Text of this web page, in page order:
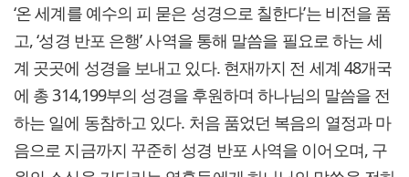
‘온 세계를 예수의 피 묻은 성경으로 칠한다’는 비전을 품
고, ‘성경 반포 은행’ 사역을 통해 말씀을 필요로 하는 세
계 곳곳에 성경을 보내고 있다. 현재까지 전 세계 48개국
에 총 314,199부의 성경을 후원하며 하나님의 말씀을 전
하는 일에 동참하고 있다. 처음 품었던 복음의 열정과 마
음으로 지금까지 꾸준히 성경 반포 사역을 이어오며, 구